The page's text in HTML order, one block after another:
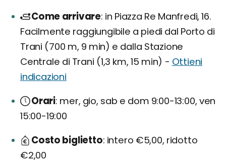
Come arrivare in Piazza Re Manfredi, 16.
Facilmente raggiungibile a piedi dal Porto di
Trani (700 m, 9 min) e dalla Stazione
Centrale di Trani (1,3 km, 15 min) - Ottieni
indicazioni
Orari mer, gio, sab e dom 9:00-13:00, ven
15:00-19:00
Costo biglietto intero €5,00, ridotto
€2,00